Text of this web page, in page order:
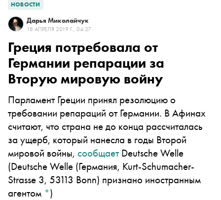
НОВОСТИ
Дарья Миколайчук
18 АПРЕЛЯ 2019 Г., 04:27
Греция потребовала от
Германии репарации за
Вторую мировую войну
Парламент Греции принял резолюцию о
требовании репараций от Германии. В Афинах
считают, что страна не до конца рассчиталась
за ущерб, который нанесла в годы Второй
мировой войны, сообщаетDeutsche Welle
(Deutsche Welle (Германия, Kurt-Schumacher-
Strasse 3, 53113 Bonn) признано иностранным
агентом *)